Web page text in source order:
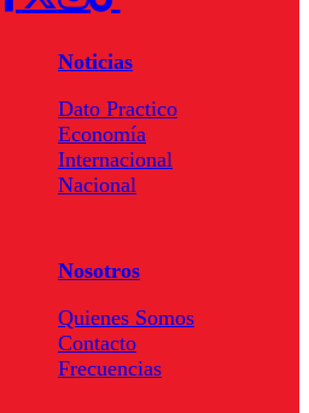
Noticias
Dato Practico
Economía
Internacional
Nacional
Nosotros
Quienes Somos
Contacto
Frecuencias